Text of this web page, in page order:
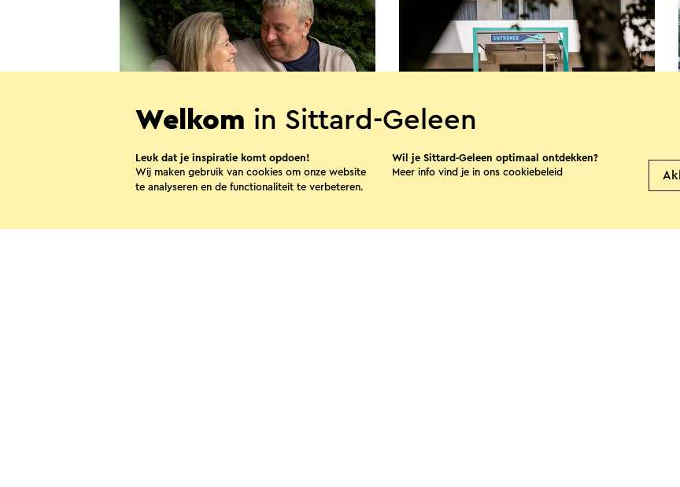
B&B Hof van Ophoven
Sittard
The Tower
Welkom in Sittard-Geleen
Leuk dat je inspiratie komt opdoen!
Wij maken gebruik van cookies om onze website
te analyseren en de functionaliteit te verbeteren.
Wil je Sittard-Geleen optimaal ontdekken?
Meer info vind je in ons cookiebeleid